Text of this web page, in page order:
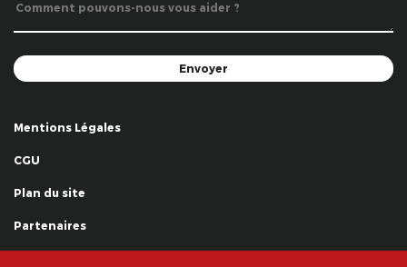
Mentions Légales
CGU
Plan du site
Partenaires